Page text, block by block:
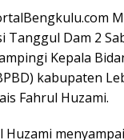
Tanggul Dam 2
Kepala
kabupaten
Fahrul Huzami.